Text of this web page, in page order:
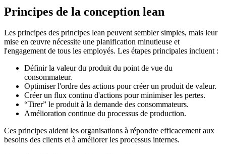
Principes de la conception lean
Les principes des principes lean peuvent sembler simples, mais leur
mise en œuvre nécessite une planification minutieuse et
l'engagement de tous les employés. Les étapes principales incluent :
Définir la valeur du produit du point de vue du
consommateur.
Optimiser l'ordre des actions pour créer un produit de valeur.
Créer un flux continu d'actions pour minimiser les pertes.
“Tirer” le produit à la demande des consommateurs.
Amélioration continue du processus de production.
Ces principes aident les organisations à répondre efficacement aux
besoins des clients et à améliorer les processus internes.